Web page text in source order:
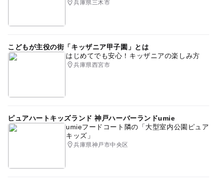
兵庫県三木市
こどもが主役の街「キッザニア甲子園」とは
はじめてでも安心！キッザニアの楽しみ方
兵庫県西宮市
ピュアハートキッズランド 神戸ハーバーランドumie
umieフードコート隣の「大型室内公園ピュア
キッズ」
兵庫県神戸市中央区